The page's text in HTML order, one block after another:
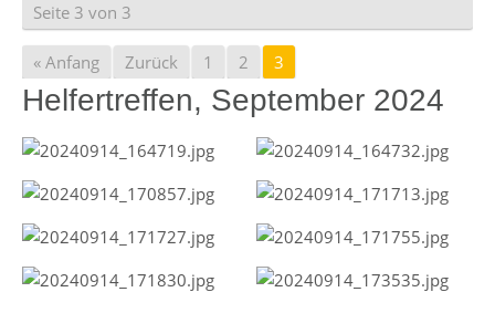
Seite 3 von 3
« Anfang Zurück 1 2 3
Helfertreffen, September 2024